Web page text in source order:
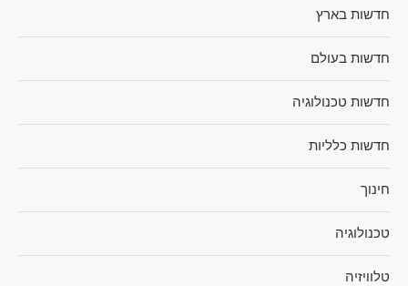
חדשות בארץ
חדשות בעולם
חדשות טכנולוגיה
חדשות כלליות
חינוך
טכנולוגיה
טלוויזיה